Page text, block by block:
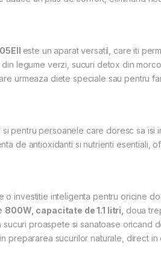
este un aparat versatil, care iti
legume verzi, sucuri detox din
urmeaza diete speciale sau pentru
pentru persoanele care doresc sa isi
de antioxidanti si nutrienti esentiali,
o investitie inteligenta pentru oricine
800W, capacitate de 1.1 litri, doua
proaspete si sanatoase oricand
prepararea sucurilor naturale, direct